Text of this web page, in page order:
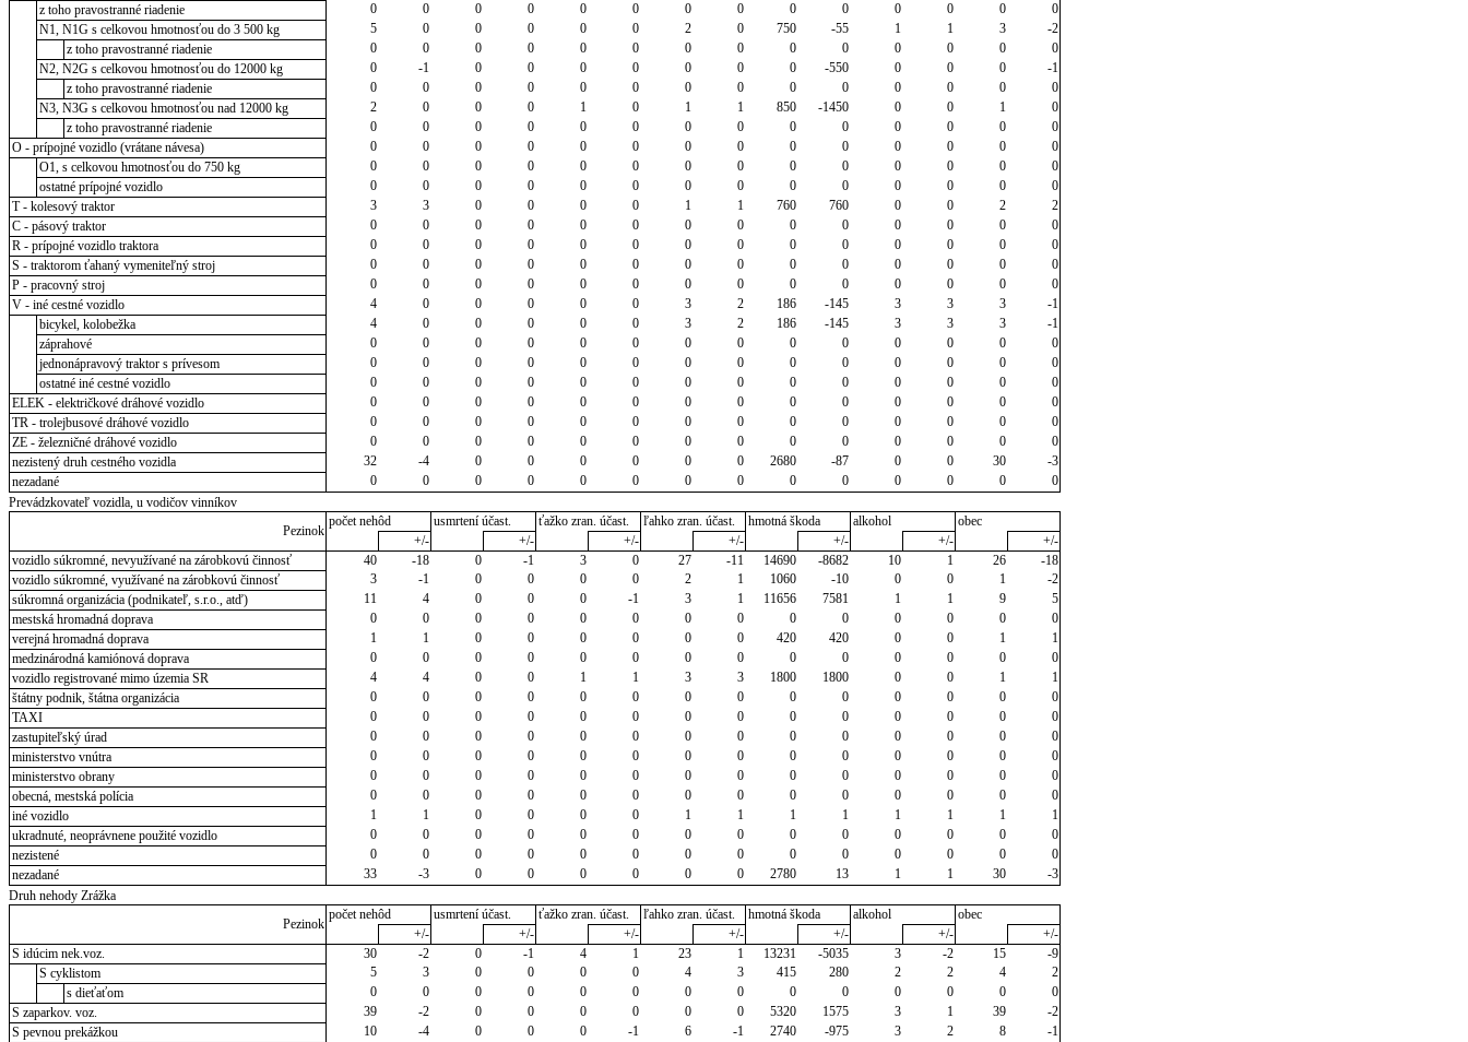
z toho pravostranné riadenie
0 0 0 0 0 0 0 0 0 0 0 0 0
0
N1, N1G s celkovou hmotnosťou do 3 500 kg
5 0 0 0 0 0 2 0 750 -55 1 1 3
-2
z toho pravostranné riadenie
0 0 0 0 0 0 0 0 0 0 0 0 0
0
N2, N2G s celkovou hmotnosťou do 12000 kg
0 -1 0 0 0 0 0 0 0 -550 0 0 0
-1
z toho pravostranné riadenie
0 0 0 0 0 0 0 0 0 0 0 0 0
0
N3, N3G s celkovou hmotnosťou nad 12000 kg
2 0 0 0 1 0 1 1 850 -1450 0 0 1
0
z toho pravostranné riadenie
0 0 0 0 0 0 0 0 0 0 0 0 0
0
O - prípojné vozidlo (vrátane návesa)
0 0 0 0 0 0 0 0 0 0 0 0 0
0
O1, s celkovou hmotnosťou do 750 kg
0 0 0 0 0 0 0 0 0 0 0 0 0
0
ostatné prípojné vozidlo
0 0 0 0 0 0 0 0 0 0 0 0 0
0
T - kolesový traktor
3 3 0 0 0 0 1 1 760 760 0 0 2
2
C - pásový traktor
0 0 0 0 0 0 0 0 0 0 0 0 0
0
R - prípojné vozidlo traktora
0 0 0 0 0 0 0 0 0 0 0 0 0
0
S - traktorom ťahaný vymeniteľný stroj
0 0 0 0 0 0 0 0 0 0 0 0 0
0
P - pracovný stroj
0 0 0 0 0 0 0 0 0 0 0 0 0
0
V - iné cestné vozidlo
4 0 0 0 0 0 3 2 186 -145 3 3 3
-1
bicykel, kolobežka
4 0 0 0 0 0 3 2 186 -145 3 3 3
-1
záprahové
0 0 0 0 0 0 0 0 0 0 0 0 0
0
jednonápravový traktor s prívesom
0 0 0 0 0 0 0 0 0 0 0 0 0
0
ostatné iné cestné vozidlo
0 0 0 0 0 0 0 0 0 0 0 0 0
0
ELEK - električkové dráhové vozidlo
0 0 0 0 0 0 0 0 0 0 0 0 0
0
TR - trolejbusové dráhové vozidlo
0 0 0 0 0 0 0 0 0 0 0 0 0
0
ZE - železničné dráhové vozidlo
0 0 0 0 0 0 0 0 0 0 0 0 0
0
nezistený druh cestného vozidla
32 -4 0 0 0 0 0 0 2680 -87 0 0 30
-3
nezadané
0 0 0 0 0 0 0 0 0 0 0 0 0
0
Prevádzkovateľ vozidla, u vodičov vinníkov
Pezinok
počet nehôd usmrtení účast. ťažko zran. účast. ľahko zran. účast. hmotná škoda alkohol
obec
+/-
+/- +/- +/- +/- +/-
+/-
vozidlo súkromné, nevyužívané na zárobkovú činnosť
40 -18 0 -1 3 0 27 -11 14690 -8682 10 1 26
-18
vozidlo súkromné, využívané na zárobkovú činnosť
3 -1 0 0 0 0 2 1 1060 -10 0 0 1
-2
súkromná organizácia (podnikateľ, s.r.o., atď)
11 4 0 0 0 -1 3 1 11656 7581 1 1 9
5
mestská hromadná doprava
0 0 0 0 0 0 0 0 0 0 0 0 0
0
verejná hromadná doprava
1 1 0 0 0 0 0 0 420 420 0 0 1
1
medzinárodná kamiónová doprava
0 0 0 0 0 0 0 0 0 0 0 0 0
0
vozidlo registrované mimo územia SR
4 4 0 0 1 1 3 3 1800 1800 0 0 1
1
štátny podnik, štátna organizácia
0 0 0 0 0 0 0 0 0 0 0 0 0
0
TAXI
0 0 0 0 0 0 0 0 0 0 0 0 0
0
zastupiteľský úrad
0 0 0 0 0 0 0 0 0 0 0 0 0
0
ministerstvo vnútra
0 0 0 0 0 0 0 0 0 0 0 0 0
0
ministerstvo obrany
0 0 0 0 0 0 0 0 0 0 0 0 0
0
obecná, mestská polícia
0 0 0 0 0 0 0 0 0 0 0 0 0
0
iné vozidlo
1 1 0 0 0 0 1 1 1 1 1 1 1
1
ukradnuté, neoprávnene použité vozidlo
0 0 0 0 0 0 0 0 0 0 0 0 0
0
nezistené
0 0 0 0 0 0 0 0 0 0 0 0 0
0
nezadané
33 -3 0 0 0 0 0 0 2780 13 1 1 30
-3
Druh nehody Zrážka
Pezinok
počet nehôd usmrtení účast. ťažko zran. účast. ľahko zran. účast. hmotná škoda alkohol
obec
+/-
+/- +/- +/- +/- +/-
+/-
S idúcim nek.voz.
30 -2 0 -1 4 1 23 1 13231 -5035 3 -2 15
-9
S cyklistom
5 3 0 0 0 0 4 3 415 280 2 2 4
2
s dieťaťom
0 0 0 0 0 0 0 0 0 0 0 0 0
0
S zaparkov. voz.
39 -2 0 0 0 0 0 0 5320 1575 3 1 39
-2
S pevnou prekážkou
10 -4 0 0 0 -1 6 -1 2740 -975 3 2 8
-1